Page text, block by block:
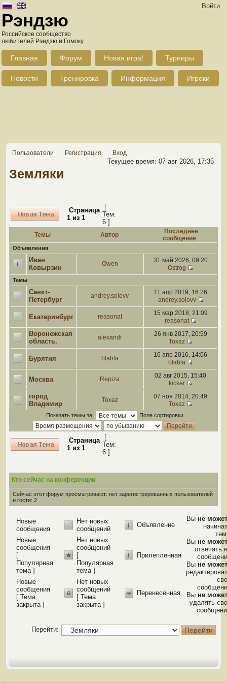
Войти
Рэндзю
Российское сообщество
любителей Рэндзю и Гомоку
Главная Форум Новая игра! Турниры
Новости Тренировка Информация Игроки
Пользователи Регистрация Вход
Текущее время: 07 авг 2026, 17:35
Земляки
Страница
1 из 1
[
Тем:
6 ]
Темы Автор
Последнее
сообщение
Объявления
Иван
Ковырзин
Owen
31 май 2026, 09:20
Ostrog
Темы
Санкт-
Петербург
andrey.solovv
11 апр 2019, 16:26
andrey.solovv
Екатеринбург reasonat
15 мар 2018, 21:09
reasonat
Воронежская
область.
alexandr
26 янв 2017, 20:59
Toxaz
Бурятия blabla
16 апр 2016, 14:06
blabla
Москва Repiza
02 авг 2015, 15:40
kicker
город
Владимир
Toxaz
07 ноя 2014, 20:49
Toxaz
Показать темы за: Поле сортировки
Страница
1 из 1
[
Тем:
6 ]
Кто сейчас на конференции
Сейчас этот форум просматривают: нет зарегистрированных пользователей
и гости: 2
Новые
сообщения
Нет новых
сообщений
Объявление
Новые
сообщения
[
Популярная
тема ]
Нет новых
сообщений
[
Популярная
тема ]
Прилепленная
Новые
сообщения
[ Тема
закрыта ]
Нет новых
сообщений
[ Тема
закрыта ]
Перенесённая
Вы не
Вы не
отвечать
Вы не
Вы не
удалять
Перейти: